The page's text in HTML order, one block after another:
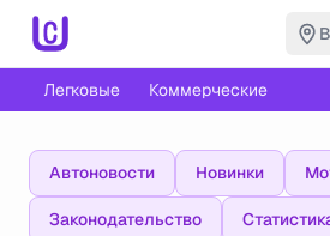
Легковые Коммерческие
Автоновости Новинки
Законодательство